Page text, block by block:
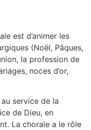
est d’animer les
(Noël, Pâques,
la profession de
noces d’or,
service de la
de Dieu, en
La chorale a le rôle